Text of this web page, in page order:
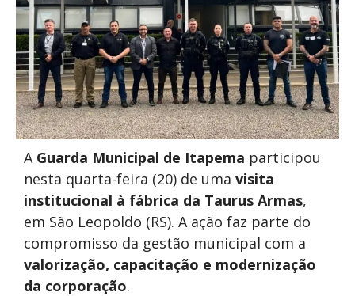
A Guarda Municipal de Itapema participou
nesta quarta-feira (20) de uma visita
institucional à fábrica da Taurus Armas,
em São Leopoldo (RS). A ação faz parte do
compromisso da gestão municipal com a
valorização, capacitação e modernização
da corporação.